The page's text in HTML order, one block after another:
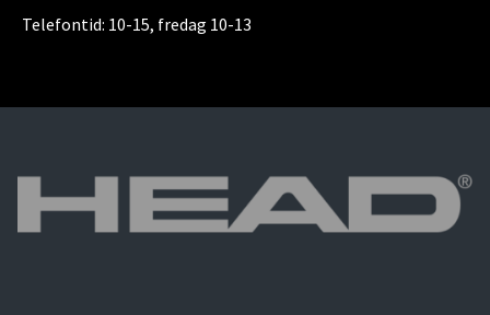
Telefontid: 10-15, fredag 10-13